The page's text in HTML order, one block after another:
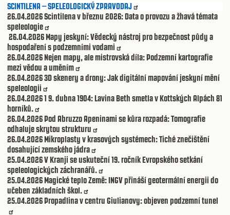
SCINTILENA – SPELEOLOGICKÝ ZPRAVODAJ
26.04.2026Scintilena v březnu 2026: Data o provozu a žhavá témata
speleologie
26.04.2026Mapy jeskyní: Vědecký nástroj pro bezpečnost půdy a
hospodaření s podzemními vodami
26.04.2026Nejen mapy, ale mistrovská díla: Podzemní kartografie
mezi vědou a uměním
26.04.20263D skenery a drony: Jak digitální mapování jeskyní mění
speleologii
26.04.20261 9. dubna 1904: Lavina Beth smetla v Kottských Alpách 81
horníků.
26.04.2026Pod Abruzzo Apeninami se kůra rozpadá: Tomografie
odhaluje skrytou strukturu
26.04.2026Mikroplasty v krasových systémech: Tiché znečištění
dosahující zemského jádra
25.04.2026V Kranji se uskuteční 19. ročník Evropského setkání
speleologických záchranářů.
25.04.2026Magické teplo Země: INGV přináší geotermální energii do
učeben základních škol.
25.04.2026Propadlina v centru Giulianovy: objeven podzemní tunel